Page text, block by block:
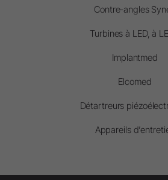
Contre-angles
Turbines à LED, à
Implantmed
Elcomed
Détartreurs
Appareils